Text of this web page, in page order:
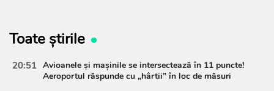
Toate știrile
20:51 Avioanele și mașinile se intersectează în 11 puncte!
Aeroportul răspunde cu „hârtii” în loc de măsuri